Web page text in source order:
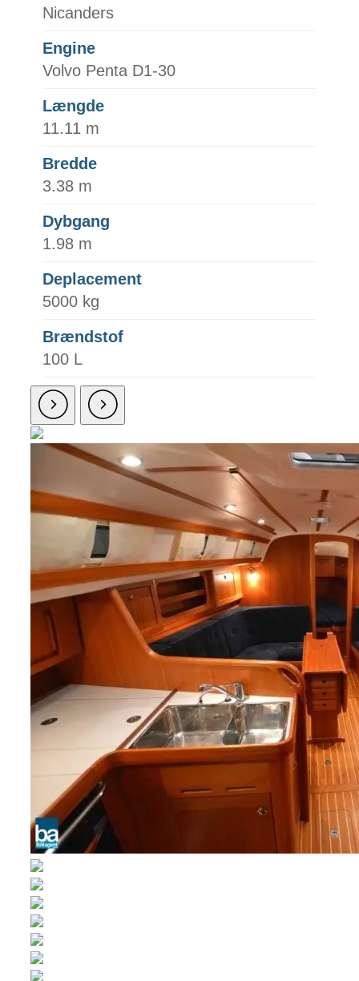
Nicanders
Engine
Volvo Penta D1-30
Længde
11.11 m
Bredde
3.38 m
Dybgang
1.98 m
Deplacement
5000 kg
Brændstof
100 L